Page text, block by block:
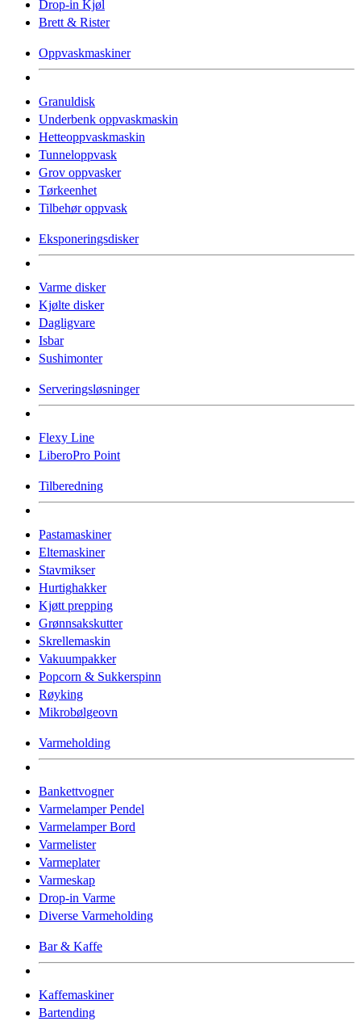
Drop-in Kjøl
Brett & Rister
Oppvaskmaskiner
Granuldisk
Underbenk oppvaskmaskin
Hetteoppvaskmaskin
Tunneloppvask
Grov oppvasker
Tørkeenhet
Tilbehør oppvask
Eksponeringsdisker
Varme disker
Kjølte disker
Dagligvare
Isbar
Sushimonter
Serveringsløsninger
Flexy Line
LiberoPro Point
Tilberedning
Pastamaskiner
Eltemaskiner
Stavmikser
Hurtighakker
Kjøtt prepping
Grønnsakskutter
Skrellemaskin
Vakuumpakker
Popcorn & Sukkerspinn
Røyking
Mikrobølgeovn
Varmeholding
Bankettvogner
Varmelamper Pendel
Varmelamper Bord
Varmelister
Varmeplater
Varmeskap
Drop-in Varme
Diverse Varmeholding
Bar & Kaffe
Kaffemaskiner
Bartending